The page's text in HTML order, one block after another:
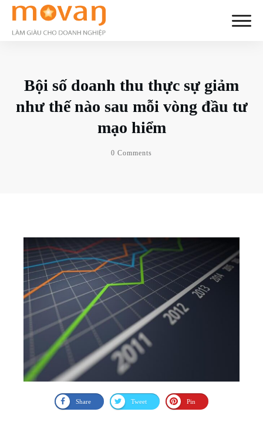
Bội số doanh thu thực sự giảm
như thế nào sau mỗi vòng đầu tư
mạo hiểm
0 Comments
Share Tweet Pin